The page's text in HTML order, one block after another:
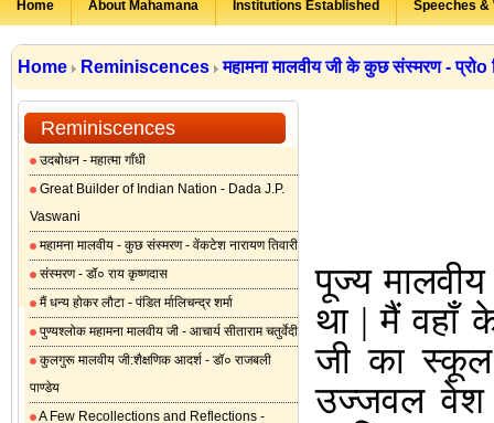
Home About Mahamana Institutions Established Speeches &
Home Reminiscences महामना मालवीय जी के कुछ संस्मरण - प्रोo
Reminiscences
उदबोधन - महात्मा गाँधी
Great Builder of Indian Nation - Dada J.P.
Vaswani
महामना मालवीय - कुछ संस्मरण - वेंकटेश नारायण तिवारी
संस्मरण - डॉ० राय कृष्णदास
मैं धन्य होकर लौटा - पंडित र्मालिचन्द्र शर्मा
पुण्यश्लोक महामना मालवीय जी - आचार्य सीताराम चतुर्वेदी
कुलगुरू मालवीय जी:शैक्षणिक आदर्श - डॉ० राजबली
पाण्डेय
A Few Recollections and Reflections -
पूज्य
था | मैं वहाँ
जी का
उज्जवल वेश